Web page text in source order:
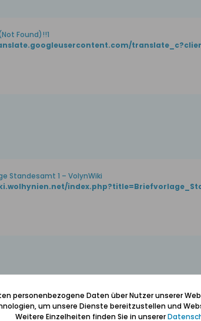
Found)!!1
Standesamt 1 – VolynWiki
,polnisch,standesamt
personenbezogene Daten über Nutzer unserer
um unsere Dienste bereitzustellen und
Weitere Einzelheiten finden Sie in unserer